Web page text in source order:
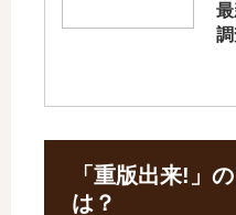
「重版出来!」
は？